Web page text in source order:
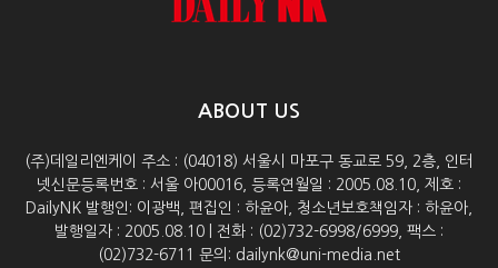
ABOUT US
(주)데일리엔케이 주소 : (04018) 서울시 마포구 동교로 59, 2층, 인터
넷신문등록번호 : 서울 아00016, 등록연월일 : 2005.08.10, 제호 :
DailyNK 발행인: 이광백, 편집인 : 하윤아, 청소년보호책임자 : 하윤아,
발행일자 : 2005.08.10 | 전화 : (02)732-6998/6999, 팩스 :
(02)732-6711 문의: dailynk@uni-media.net